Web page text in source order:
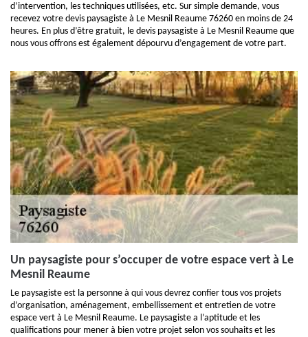
d’intervention, les techniques utilisées, etc. Sur simple demande, vous
recevez votre devis paysagiste à Le Mesnil Reaume 76260 en moins de 24
heures. En plus d’être gratuit, le devis paysagiste à Le Mesnil Reaume que
nous vous offrons est également dépourvu d’engagement de votre part.
Un paysagiste pour s’occuper de votre espace vert à Le
Mesnil Reaume
Le paysagiste est la personne à qui vous devrez confier tous vos projets
d’organisation, aménagement, embellissement et entretien de votre
espace vert à Le Mesnil Reaume. Le paysagiste a l’aptitude et les
qualifications pour mener à bien votre projet selon vos souhaits et les